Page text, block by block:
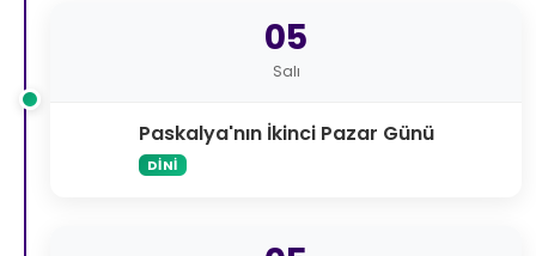
05
Salı
Paskalya'nın İkinci Pazar Günü
DINI